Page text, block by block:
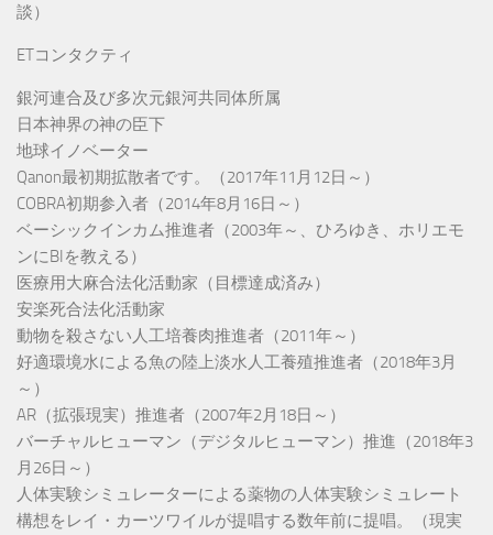
談）
ETコンタクティ
銀河連合及び多次元銀河共同体所属
日本神界の神の臣下
地球イノベーター
Qanon最初期拡散者です。（2017年11月12日～）
COBRA初期参入者（2014年8月16日～）
ベーシックインカム推進者（2003年～、ひろゆき、ホリエモ
ンにBIを教える）
医療用大麻合法化活動家（目標達成済み）
安楽死合法化活動家
動物を殺さない人工培養肉推進者（2011年～）
好適環境水による魚の陸上淡水人工養殖推進者（2018年3月
～）
AR（拡張現実）推進者（2007年2月18日～）
バーチャルヒューマン（デジタルヒューマン）推進（2018年3
月26日～）
人体実験シミュレーターによる薬物の人体実験シミュレート
構想をレイ・カーツワイルが提唱する数年前に提唱。（現実